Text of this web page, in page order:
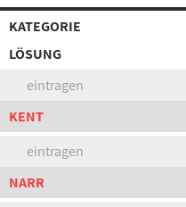
KATEGORIE
LÖSUNG
eintragen
KENT
eintragen
NARR